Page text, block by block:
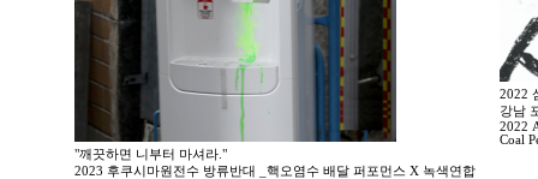
"깨끗하면 니부터 마셔라."
2023 후쿠시마원전수 방류반대 _핵오염수 배달 퍼포먼스 X 녹색연합
2022
강남
2022
Coal